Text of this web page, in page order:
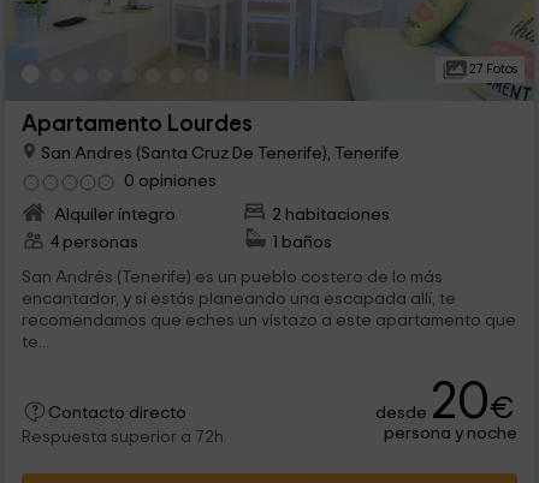
27 Fotos
Apartamento Lourdes
San Andres (Santa Cruz De Tenerife), Tenerife
0 opiniones
Alquiler íntegro
2 habitaciones
4 personas
1 baños
San Andrés (Tenerife) es un pueblo costero de lo más
encantador, y si estás planeando una escapada allí, te
recomendamos que eches un vistazo a este apartamento que
te...
Contacto directo
Respuesta superior a 72h
desde 20€
persona y noche